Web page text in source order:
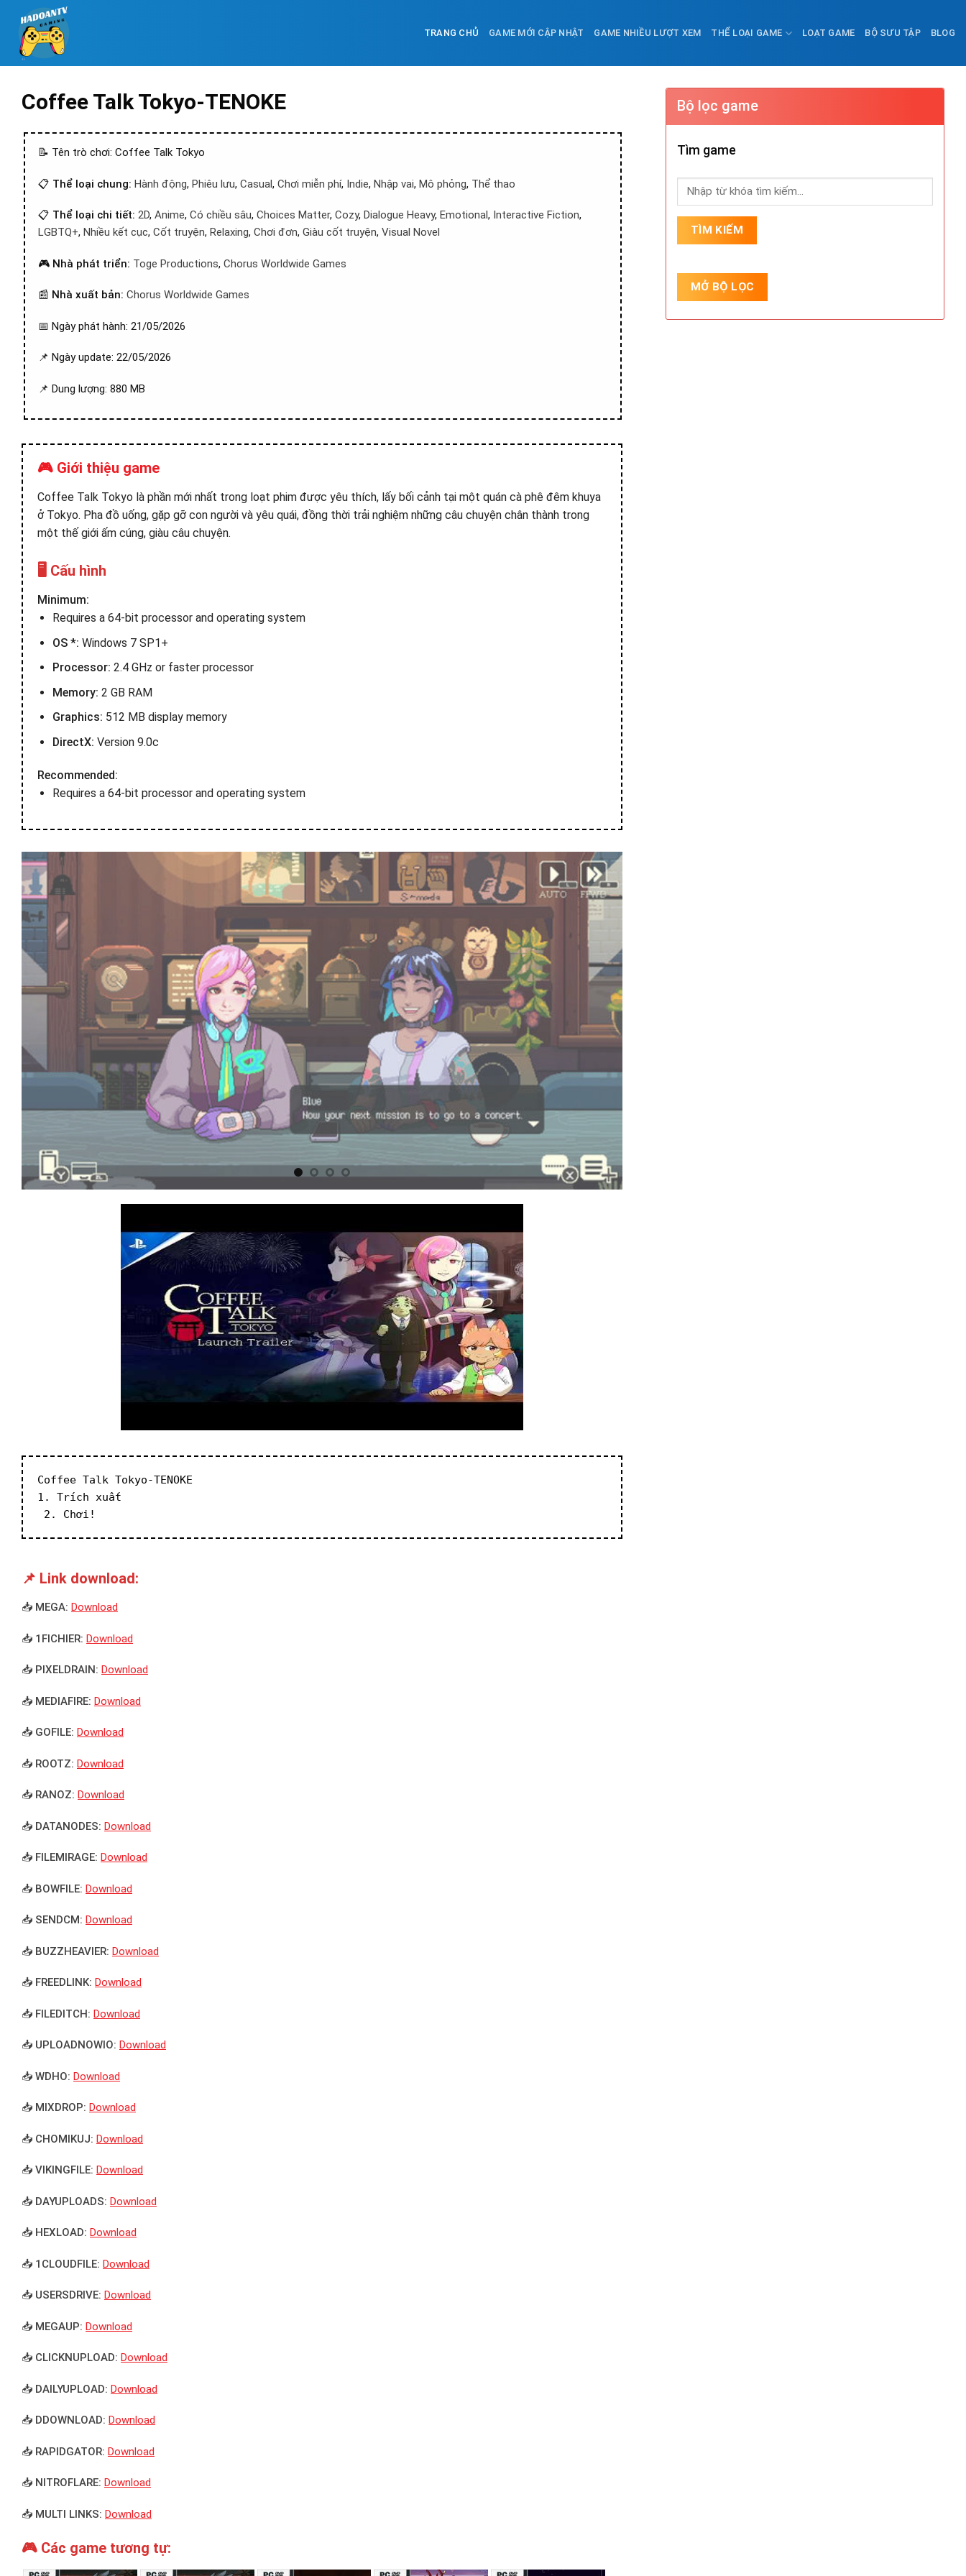
TRANG CHỦ GAME MỚI CẬP NHẬT GAME NHIỀU LƯỢT XEM THỂ LOẠI GAME LOẠT GAME BỘ SƯU TẬP BLOG
Coffee Talk Tokyo-TENOKE
📝 Tên trò chơi: Coffee Talk Tokyo
📋 Thể loại chung: Hành động, Phiêu lưu, Casual, Chơi miễn phí, Indie, Nhập vai, Mô phỏng, Thể thao
📋 Thể loại chi tiết: 2D, Anime, Có chiều sâu, Choices Matter, Cozy, Dialogue Heavy, Emotional, Interactive Fiction,
LGBTQ+, Nhiều kết cục, Cốt truyện, Relaxing, Chơi đơn, Giàu cốt truyện, Visual Novel
🎮 Nhà phát triển: Toge Productions, Chorus Worldwide Games
📰 Nhà xuất bản: Chorus Worldwide Games
📅 Ngày phát hành: 21/05/2026
📌 Ngày update: 22/05/2026
📌 Dung lượng: 880 MB
🎮 Giới thiệu game
Coffee Talk Tokyo là phần mới nhất trong loạt phim được yêu thích, lấy bối cảnh tại một quán cà phê đêm khuya
ở Tokyo. Pha đồ ​​uống, gặp gỡ con người và yêu quái, đồng thời trải nghiệm những câu chuyện chân thành trong
một thế giới ấm cúng, giàu câu chuyện.
🖥️ Cấu hình
Minimum:
Requires a 64-bit processor and operating system
OS *: Windows 7 SP1+
Processor: 2.4 GHz or faster processor
Memory: 2 GB RAM
Graphics: 512 MB display memory
DirectX: Version 9.0c
Recommended:
Requires a 64-bit processor and operating system
Coffee Talk Tokyo-TENOKE
1. Trích xuất
2. Chơi!
📌 Link download:
📥 MEGA: Download
📥 1FICHIER: Download
📥 PIXELDRAIN: Download
📥 MEDIAFIRE: Download
📥 GOFILE: Download
📥 ROOTZ: Download
📥 RANOZ: Download
📥 DATANODES: Download
📥 FILEMIRAGE: Download
📥 BOWFILE: Download
📥 SENDCM: Download
📥 BUZZHEAVIER: Download
📥 FREEDLINK: Download
📥 FILEDITCH: Download
📥 UPLOADNOWIO: Download
📥 WDHO: Download
📥 MIXDROP: Download
📥 CHOMIKUJ: Download
📥 VIKINGFILE: Download
📥 DAYUPLOADS: Download
📥 HEXLOAD: Download
📥 1CLOUDFILE: Download
📥 USERSDRIVE: Download
📥 MEGAUP: Download
📥 CLICKNUPLOAD: Download
📥 DAILYUPLOAD: Download
📥 DDOWNLOAD: Download
📥 RAPIDGATOR: Download
📥 NITROFLARE: Download
📥 MULTI LINKS: Download
🎮 Các game tương tự:
Bộ lọc game
Tìm game